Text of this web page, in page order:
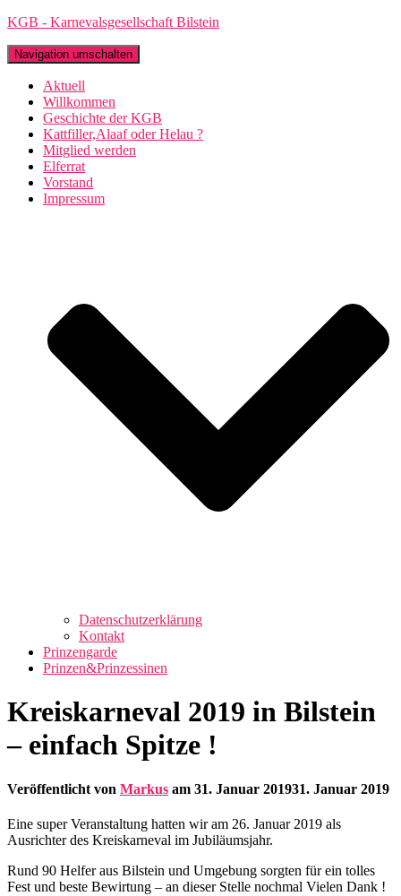
KGB - Karnevalsgesellschaft Bilstein
Navigation umschalten
Aktuell
Willkommen
Geschichte der KGB
Kattfiller,Alaaf oder Helau ?
Mitglied werden
Elferrat
Vorstand
Impressum
Datenschutzerklärung
Kontakt
Prinzengarde
Prinzen&Prinzessinen
Kreiskarneval 2019 in Bilstein
– einfach Spitze !
Veröffentlicht von Markus am 31. Januar 201931. Januar 2019
Eine super Veranstaltung hatten wir am 26. Januar 2019 als
Ausrichter des Kreiskarneval im Jubiläumsjahr.
Rund 90 Helfer aus Bilstein und Umgebung sorgten für ein tolles
Fest und beste Bewirtung – an dieser Stelle nochmal Vielen Dank !